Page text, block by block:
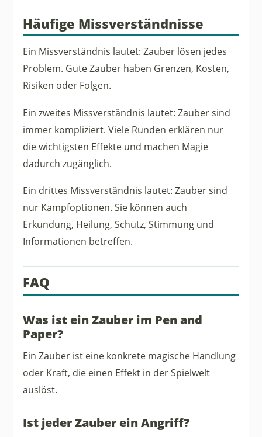
Häufige Missverständnisse
Ein Missverständnis lautet: Zauber lösen jedes
Problem. Gute Zauber haben Grenzen, Kosten,
Risiken oder Folgen.
Ein zweites Missverständnis lautet: Zauber sind
immer kompliziert. Viele Runden erklären nur
die wichtigsten Effekte und machen Magie
dadurch zugänglich.
Ein drittes Missverständnis lautet: Zauber sind
nur Kampfoptionen. Sie können auch
Erkundung, Heilung, Schutz, Stimmung und
Informationen betreffen.
FAQ
Was ist ein Zauber im Pen and
Paper?
Ein Zauber ist eine konkrete magische Handlung
oder Kraft, die einen Effekt in der Spielwelt
auslöst.
Ist jeder Zauber ein Angriff?